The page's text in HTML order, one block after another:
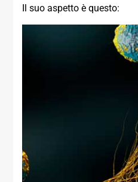
Il suo aspetto è questo: